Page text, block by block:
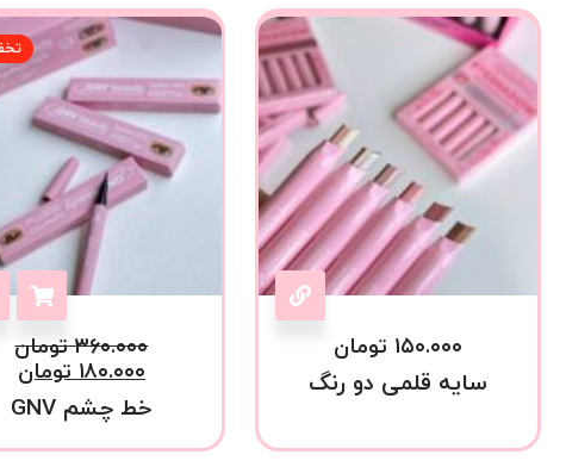
۱۵۰.۰۰۰ تومان
سایه قلمی دو رنگ
۳۶۰.۰۰۰ تومان
۱۸۰.۰۰۰ تومان
خط چشم GNV